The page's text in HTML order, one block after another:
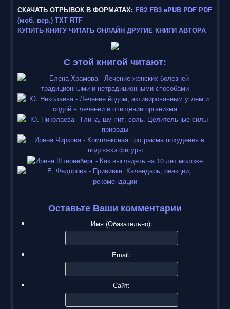
СКАЧАТЬ ОТРЫВОК В ФОРМАТАХ: FB2 FB3 ePUB PDF PDF
(моб. вер.) TXT RTF
КУПИТЬ КНИГУ ЧИТАТЬ ОНЛАЙН ДРУГИЕ КНИГИ АВТОРА
С этой книгой читают:
Оставьте Ваши комментарии
Имя (Обязательно):
Email:
Сайт: